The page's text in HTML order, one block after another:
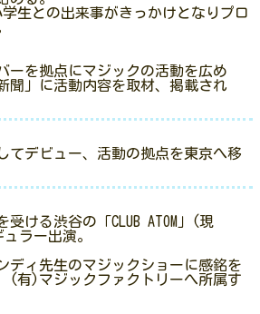
生との出来事がきっかけとなりプロ
ーを拠点にマジックの活動を広め
聞」に活動内容を取材、掲載され
てデビュー、活動の拠点を東京へ移
ける渋谷の「CLUB ATOM」(現
ュラー出演。
ディ先生のマジックショーに感銘を
(有)マジックファクトリーへ所属す